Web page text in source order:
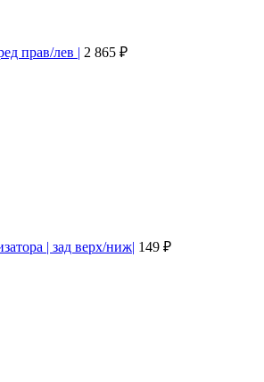
прав/лев | 2 865 ₽
| зад верх/ниж| 149 ₽